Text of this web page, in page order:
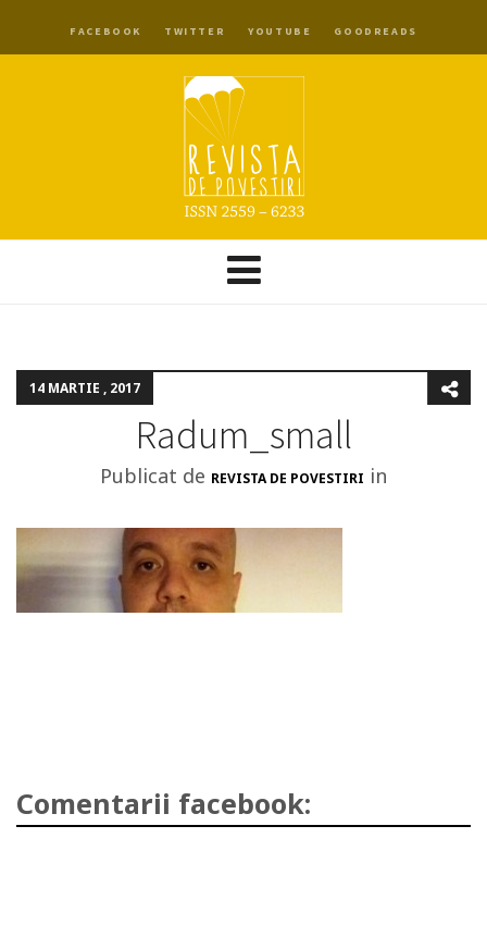
FACEBOOK TWITTER YOUTUBE GOODREADS
14 MARTIE , 2017
Radum_small
Publicat de REVISTA DE POVESTIRI in
Comentarii facebook: